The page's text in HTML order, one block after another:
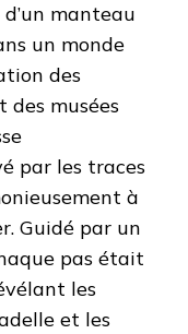
manteau
un monde
des
des musées
par les traces
à
Guidé par un
pas était
les
et les